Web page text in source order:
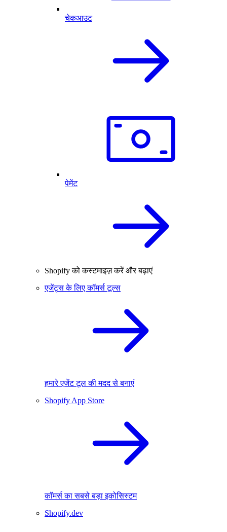
चेकआउट
पेमेंट
Shopify को कस्टमाइज़ करें और बढ़ाएं
एजेंट्स के लिए कॉमर्स टूल्स
हमारे एजेंट टूल की मदद से बनाएं
Shopify App Store
कॉमर्स का सबसे बड़ा इकोसिस्टम
Shopify.dev